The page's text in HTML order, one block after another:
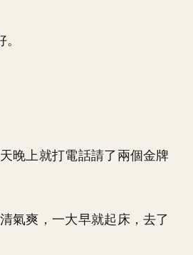
晚上就打電話請了兩個金牌
氣爽，一大早就起床，去了